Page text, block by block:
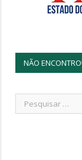
NÃO